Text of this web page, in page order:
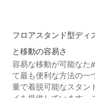
フロアスタンド型ディ
と移動の容易さ
容易な移動が可能なた
て最も便利な方法の一
量で着脱可能なスタン